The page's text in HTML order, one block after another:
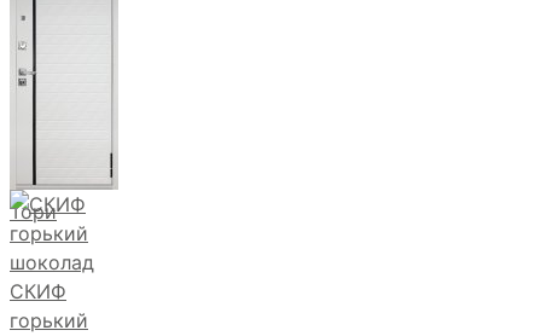
Тори
СКИФ
горький